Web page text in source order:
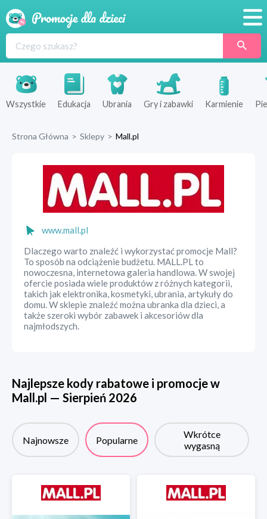
Produkty
Sklepy
Wszystkie Edukacja Ubrania Gry i zabawki Karmienie
Strona Główna > Sklepy > Mall.pl
www.mall.pl
Dlaczego warto znaleźć i wykorzystać promocje Mall?
To sposób na odciążenie budżetu. MALL.PL to
nowoczesna, internetowa galeria handlowa. W swojej
ofercie posiada wiele produktów z różnych kategorii,
takich jak elektronika, kosmetyki, ubrania, artykuły do
domu. W sklepie znaleźć można ubranka dla dzieci, a
także szeroki wybór zabawek i akcesoriów dla
najmłodszych.
Najlepsze kody rabatowe i promocje w
Mall.pl — Sierpień 2026
Najnowsze Popularne
Wkrótce
wygasną